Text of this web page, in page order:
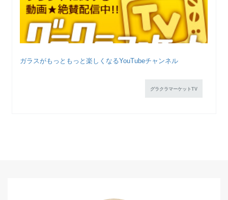
ガラスがもっともっと楽しくなるYouTubeチャンネル
グラクラマーケットTV